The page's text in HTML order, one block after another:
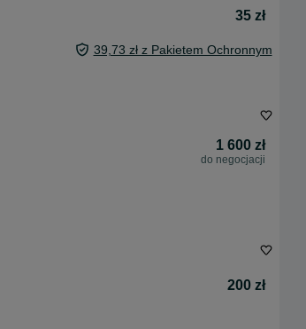
35 zł
39,73 zł z Pakietem Ochronnym
1 600 zł
do negocjacji
200 zł